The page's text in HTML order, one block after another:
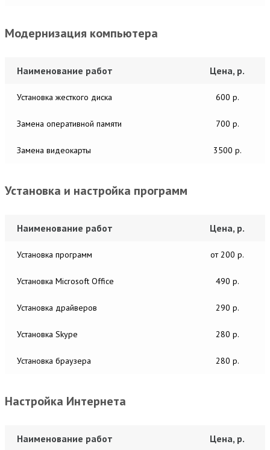
Модернизация компьютера
Наименование работ Цена, р.
Установка жесткого диска 600 р.
Замена оперативной памяти 700 р.
Замена видеокарты 3500 р.
Установка и настройка программ
Наименование работ Цена, р.
Установка программ от 200 р.
Установка Microsoft Office 490 р.
Установка драйверов 290 р.
Установка Skype 280 р.
Установка браузера 280 р.
Настройка Интернета
Наименование работ Цена, р.